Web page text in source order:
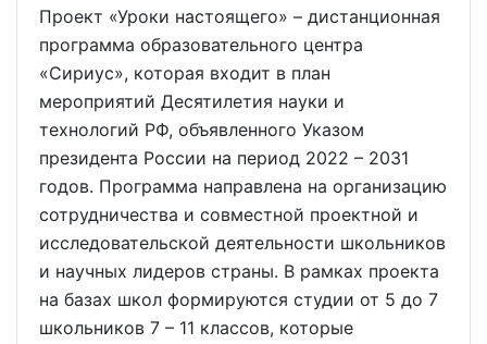
Проект «Уроки настоящего» – дистанционная
программа образовательного центра
«Сириус», которая входит в план
мероприятий Десятилетия науки и
технологий РФ, объявленного Указом
президента России на период 2022 – 2031
годов. Программа направлена на организацию
сотрудничества и совместной проектной и
исследовательской деятельности школьников
и научных лидеров страны. В рамках проекта
на базах школ формируются студии от 5 до 7
школьников 7 – 11 классов, которые